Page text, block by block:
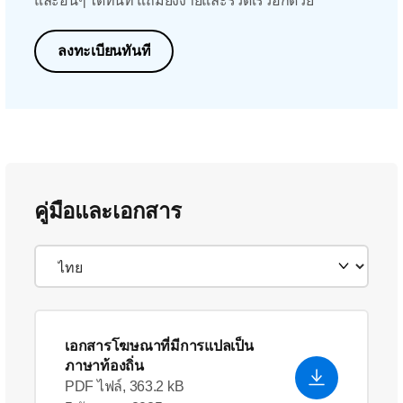
ลงทะเบียนทันที
คู่มือและเอกสาร
เอกสารโฆษณาที่มีการแปลเป็น
ภาษาท้องถิ่น
PDF ไฟล์, 363.2 kB